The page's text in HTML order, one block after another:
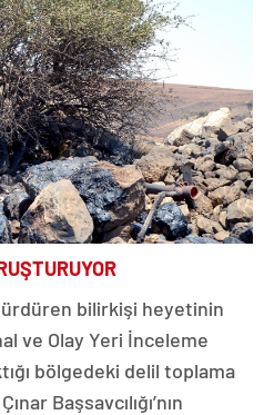
bilirkişi heyetinin
ve Olay Yeri İnceleme
bölgedeki delil toplama
Başsavcılığı’nın